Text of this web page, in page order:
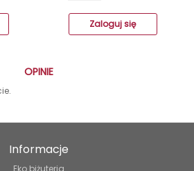
Zaloguj się
OPINIE
Informacje
Eko biżuteria